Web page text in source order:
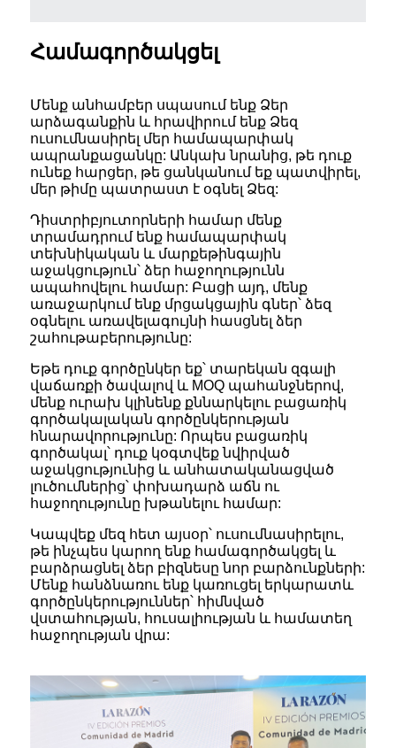
Համագործակցել
Մենք անհամբեր սպասում ենք Ձեր
արձագանքին և հրավիրում ենք Ձեզ
ուսումնասիրել մեր համապարփակ
ապրանքացանկը: Անկախ նրանից, թե դուք
ունեք հարցեր, թե ցանկանում եք պատվիրել,
մեր թիմը պատրաստ է օգնել Ձեզ:
Դիստրիբյուտորների համար մենք
տրամադրում ենք համապարփակ
տեխնիկական և մարքեթինգային
աջակցություն՝ ձեր հաջողությունն
ապահովելու համար: Բացի այդ, մենք
առաջարկում ենք մրցակցային գներ՝ ձեզ
օգնելու առավելագույնի հասցնել ձեր
շահութաբերությունը:
Եթե ​​դուք գործընկեր եք՝ տարեկան զգալի
վաճառքի ծավալով և MOQ պահանջներով,
մենք ուրախ կլինենք քննարկելու բացառիկ
գործակալական գործընկերության
հնարավորությունը: Որպես բացառիկ
գործակալ՝ դուք կօգտվեք նվիրված
աջակցությունից և անհատականացված
լուծումներից՝ փոխադարձ աճն ու
հաջողությունը խթանելու համար:
Կապվեք մեզ հետ այսօր՝ ուսումնասիրելու,
թե ինչպես կարող ենք համագործակցել և
բարձրացնել ձեր բիզնեսը նոր բարձունքների:
Մենք հանձնառու ենք կառուցել երկարատև
գործընկերություններ՝ հիմնված
վստահության, հուսալիության և համատեղ
հաջողության վրա: